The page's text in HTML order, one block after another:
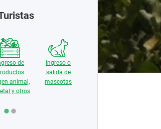
de
animal,
y otros
Ingreso o
salida de
mascotas
Controles
fronterizos y
medios de
Jurada